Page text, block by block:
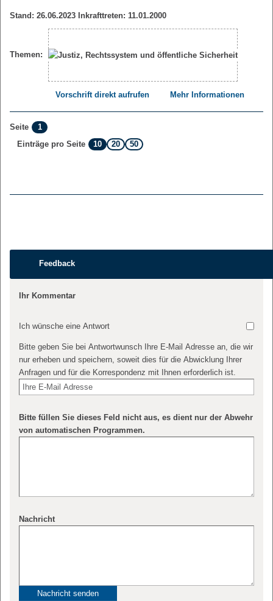
Stand: 26.06.2023 Inkrafttreten: 11.01.2000
Themen:
Vorschrift direkt aufrufen Mehr Informationen
Seite
1
Einträge pro Seite
10 20 50
Feedback
Ihr Kommentar
Ich wünsche eine Antwort
Bitte geben Sie bei Antwortwunsch Ihre E-Mail Adresse an, die wir
nur erheben und speichern, soweit dies für die Abwicklung Ihrer
Anfragen und für die Korrespondenz mit Ihnen erforderlich ist.
Bitte füllen Sie dieses Feld nicht aus, es dient nur der Abwehr
von automatischen Programmen.
Nachricht